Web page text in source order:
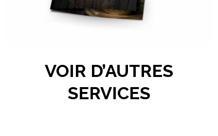
BÔ BURGER
- Secteur d'activités : Fast Food -
- Grammage : 320 Grammes -
VOIR D’AUTRES
SERVICES